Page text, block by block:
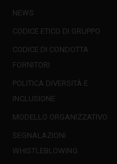
NEWS
CODICE ETICO DI GRUPPO
CODICE DI CONDOTTA
FORNITORI
POLITICA DIVERSITÀ E
INCLUSIONE
MODELLO ORGANIZZATIVO
SEGNALAZIONI
WHISTLEBLOWING